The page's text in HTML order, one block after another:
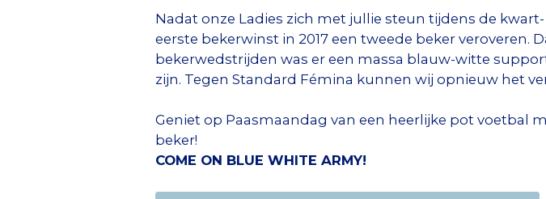
Nadat onze Ladies zich met jullie steun tijdens de
eerste bekerwinst in 2017 een tweede beker veroveren.
bekerwedstrijden was er een massa blauw-witte
zijn. Tegen Standard Fémina kunnen wij opnieuw het
Geniet op Paasmaandag van een heerlijke pot voetbal
beker!
COME ON BLUE WHITE ARMY!